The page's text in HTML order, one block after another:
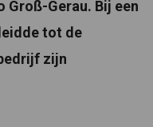
Groß-Gerau. Bij een
tot de
zijn